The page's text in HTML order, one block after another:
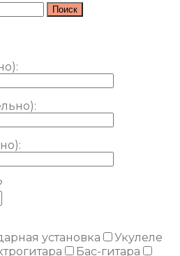
:
установка
Укулеле
Бас-гитара